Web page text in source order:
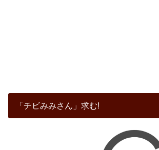
「チビみみさん」求む!